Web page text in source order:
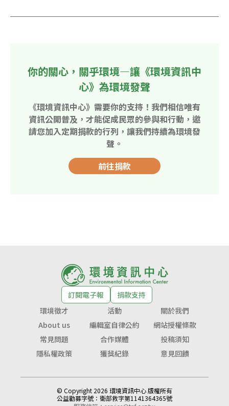
你的關心，關乎環境—讓《環境資訊中
心》為環境發聲
《環境資訊中心》需要你的支持！我們相信唯有
資訊公開普及，才能促成民眾的參與和行動，邀
請您加入定期捐款的行列，讓我們持續為環境發
聲。
前往捐款
訂閱電子報
捐款支持
環境徵才
活動
關於我們
About us
編輯室自律公約
網站授權條款
常見問題
合作媒體
投稿須知
隱私權政策
獲獎紀錄 意見回饋
© Copyright 2026 環境資訊中心 版權所有
公益勸募字號： 衛部救字第1141364365號